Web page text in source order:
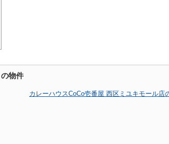
物件
カレーハウスCoCo壱番屋 西区ミユキモール店